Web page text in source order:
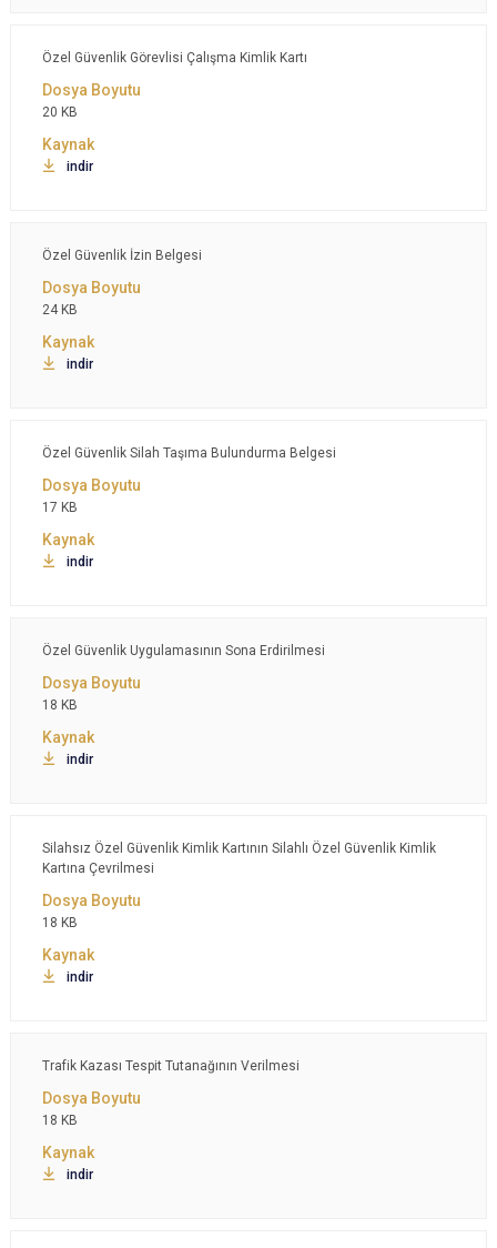
Özel Güvenlik Görevlisi Çalışma Kimlik Kartı
20 KB
indir
Özel Güvenlik İzin Belgesi
24 KB
indir
Özel Güvenlik Silah Taşıma Bulundurma Belgesi
17 KB
indir
Özel Güvenlik Uygulamasının Sona Erdirilmesi
18 KB
indir
Silahsız Özel Güvenlik Kimlik Kartının Silahlı Özel Güvenlik Kimlik
Kartına Çevrilmesi
18 KB
indir
Trafik Kazası Tespit Tutanağının Verilmesi
18 KB
indir